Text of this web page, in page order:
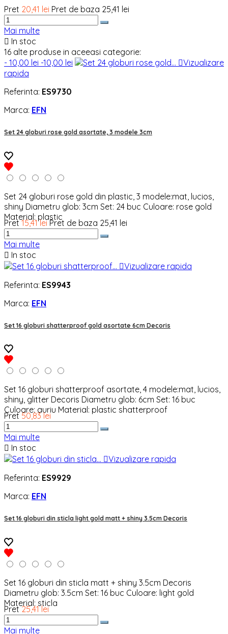
Pret 20,41 lei Pret de baza 25,41 lei
Mai multe
 In stoc
16 alte produse in aceeasi categorie:
- 10,00 lei -10,00 lei Vizualizare
rapida
Referinta: ES9730
Marca: EFN
Set 24 globuri rose gold asortate, 3 modele 3cm
Set 24 globuri rose gold din plastic, 3 modele:mat, lucios,
shiny Diametru glob: 3cm Set: 24 buc Culoare: rose gold
Material: plastic
Pret 15,41 lei Pret de baza 25,41 lei
Mai multe
 In stoc
Vizualizare rapida
Referinta: ES9943
Marca: EFN
Set 16 globuri shatterproof gold asortate 6cm Decoris
Set 16 globuri shatterproof asortate, 4 modele:mat, lucios,
shiny, glitter Decoris Diametru glob: 6cm Set: 16 buc
Culoare: auriu Material: plastic shatterproof
Pret 50,83 lei
Mai multe
 In stoc
Vizualizare rapida
Referinta: ES9929
Marca: EFN
Set 16 globuri din sticla light gold matt + shiny 3.5cm Decoris
Set 16 globuri din sticla matt + shiny 3.5cm Decoris
Diametru glob: 3.5cm Set: 16 buc Culoare: light gold
Material: sticla
Pret 25,41 lei
Mai multe